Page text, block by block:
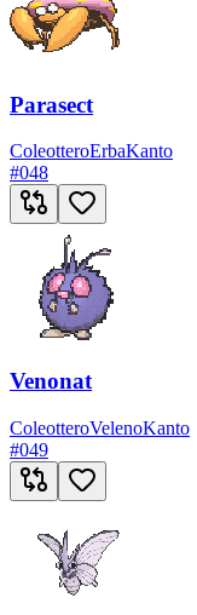
Parasect
ColeotteroErbaKanto
#048
Venonat
ColeotteroVelenoKanto
#049